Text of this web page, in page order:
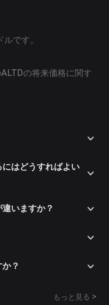
です。
の将来価格に関す
はどうすればよい
いますか？
？
もっと見る >